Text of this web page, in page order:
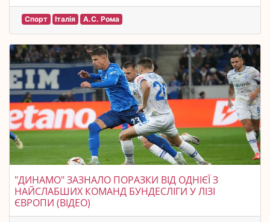
Спорт Італія А.С. Рома
"ДИНАМО" ЗАЗНАЛО ПОРАЗКИ ВІД ОДНІЄЇ З
НАЙСЛАБШИХ КОМАНД БУНДЕСЛІГИ У ЛІЗІ
ЄВРОПИ (ВІДЕО)